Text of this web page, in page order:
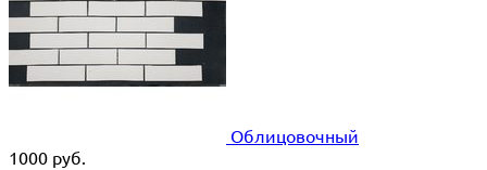
Облицовочный
1000 руб.